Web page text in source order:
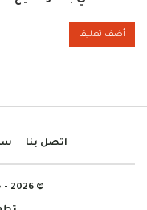
اتصل بنا
© 2026 - جميع الحقوق محفوظة.